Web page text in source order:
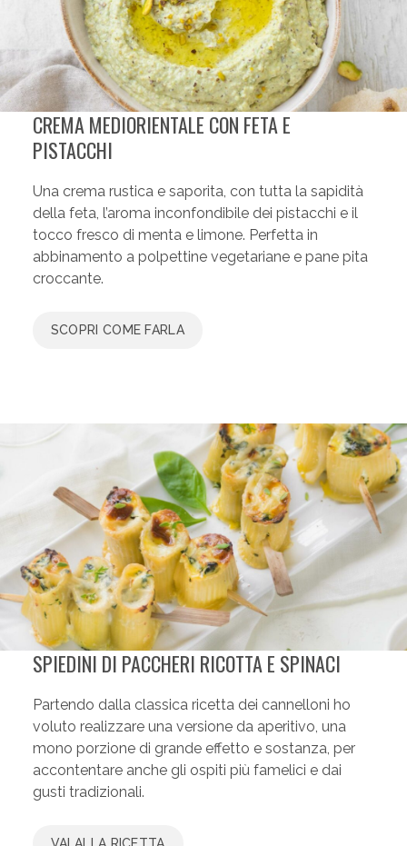
CREMA MEDIORIENTALE CON FETA E
PISTACCHI
Una crema rustica e saporita, con tutta la sapidità
della feta, l’aroma inconfondibile dei pistacchi e il
tocco fresco di menta e limone. Perfetta in
abbinamento a polpettine vegetariane e pane pita
croccante.
SCOPRI COME FARLA
SPIEDINI DI PACCHERI RICOTTA E SPINACI
Partendo dalla classica ricetta dei cannelloni ho
voluto realizzare una versione da aperitivo, una
mono porzione di grande effetto e sostanza, per
accontentare anche gli ospiti più famelici e dai
gusti tradizionali.